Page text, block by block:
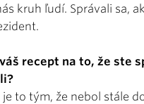
kruh ľudí. Správali sa,
recept na to, že ste
to tým, že nebol stále